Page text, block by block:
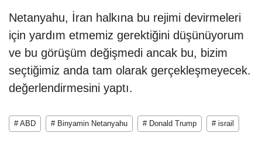
Netanyahu, İran halkına bu rejimi devirmeleri
için yardım etmemiz gerektiğini düşünüyorum
ve bu görüşüm değişmedi ancak bu, bizim
seçtiğimiz anda tam olarak gerçekleşmeyecek.
değerlendirmesini yaptı.
# ABD # Binyamin Netanyahu # Donald Trump # israil